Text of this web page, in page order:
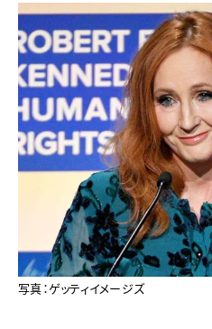
写真：ゲッティイメージズ